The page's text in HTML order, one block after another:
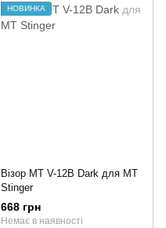
НОВИНКА
Візор MT V-12B Dark для MT
Stinger
668 грн
Немає в наявності